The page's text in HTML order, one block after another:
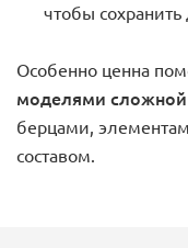
чтобы сохранить
Особенно ценна
моделями сложной
берцами,
составом.